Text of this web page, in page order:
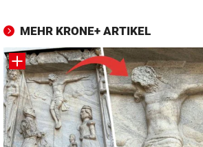
MEHR KRONE+ ARTIKEL